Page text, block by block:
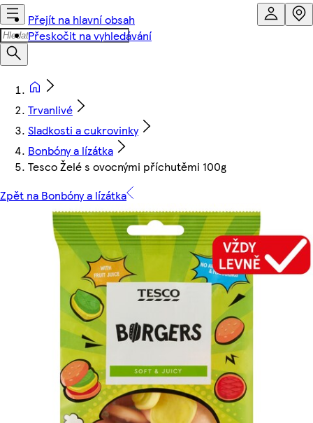
Přejít na hlavní obsah
Přeskočit na vyhledávání
Trvanlivé
Sladkosti a cukrovinky
Bonbóny a lízátka
Tesco Želé s ovocnými příchutěmi 100g
Zpět na Bonbóny a lízátka